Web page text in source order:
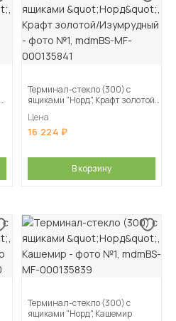
Терминал-стекло (300) с
ящиками "Норд", Крафт золотой/
Цена
16 224
В корзину
Терминал-стекло (300) с
ящиками "Норд", Кашемир